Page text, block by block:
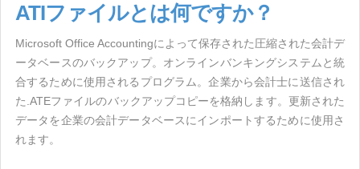
ATIファイルとは何ですか？
Microsoft Office Accountingによって保存された圧縮された会計デ
ータベースのバックアップ。オンラインバンキングシステムと統
合するために使用されるプログラム。企業から会計士に送信され
た.ATEファイルのバックアップコピーを格納します。更新された
データを企業の会計データベースにインポートするために使用さ
れます。